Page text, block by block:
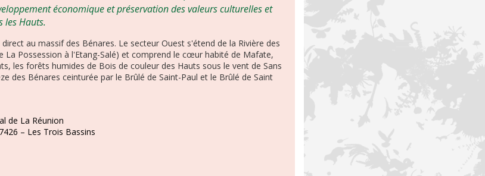
économique et préservation des valeurs culturelles et
les Hauts.
au massif des Bénares. Le secteur Ouest s'étend de la Rivière des
La Possession à l'Etang-Salé) et comprend le cœur habité de Mafate,
les forêts humides de Bois de couleur des Hauts sous le vent de Sans
des Bénares ceinturée par le Brûlé de Saint-Paul et le Brûlé de Saint
de La Réunion
– Les Trois Bassins